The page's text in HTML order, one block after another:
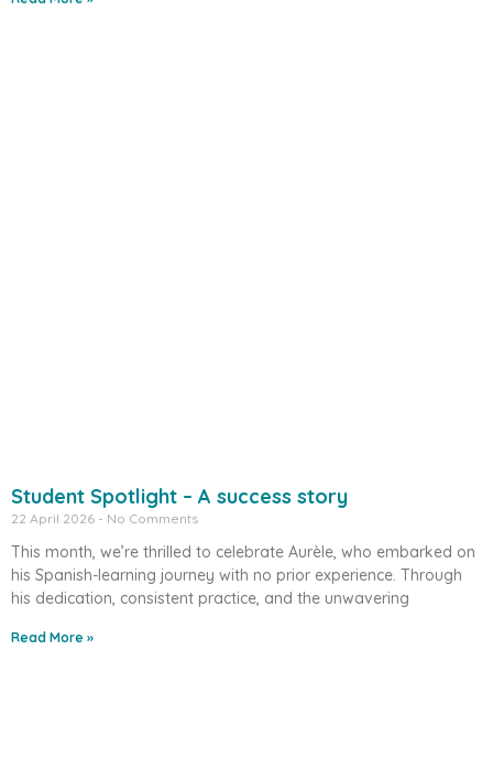
Student Spotlight – A success story
22 April 2026 No Comments
This month, we’re thrilled to celebrate Aurèle, who embarked on
his Spanish-learning journey with no prior experience. Through
his dedication, consistent practice, and the unwavering
Read More »